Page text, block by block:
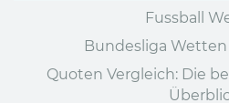
Fussball
Bundesliga
Quoten Vergleich: Die